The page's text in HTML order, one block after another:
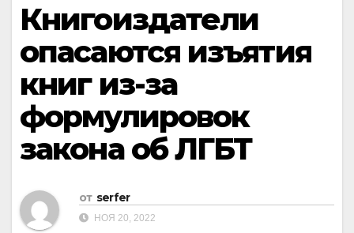
Книгоиздатели
опасаются изъятия
книг из-за
формулировок
закона об ЛГБТ
от serfer
НОЯ 20, 2022